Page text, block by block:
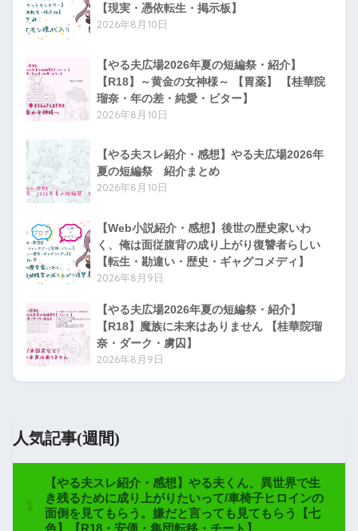
【現実・憑依転生・掲示板】
2026年8月10日
【やる夫広場2026年夏の短編祭・紹介】
【R18】～黄金の女神様～ 【胃薬】 【桂華院
瑠奈・年の差・純愛・ビター】
2026年8月10日
【やる夫スレ紹介・感想】やる夫広場2026年
夏の短編祭 紹介まとめ
2026年8月10日
【Web小説紹介・感想】後世の歴史家いわ
く、俺は面従腹背の成り上がり復讐者らしい
【転生・勘違い・歴史・ギャグコメディ】
2026年8月9日
【やる夫広場2026年夏の短編祭・紹介】
【R18】魔族に未来はありません 【桂華院瑠
奈・ダーク・虜囚】
2026年8月9日
人気記事(週間)